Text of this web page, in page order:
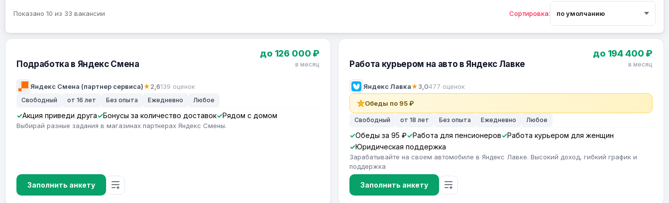
Показано 10 из 33 вакансии Сортировка:
Подработка в Яндекс Смена
Яндекс Смена (партнер сервиса)★2,6139 оценок
до 126 000 ₽
в месяц
Свободный от 16 лет Без опыта Ежедневно Любое
Акция приведи друга Бонусы за количество доставок Рядом с домом
Выбирай разные задания в магазинах партнерах Яндекс Смены.
Заполнить анкету
Работа курьером на авто в Яндекс Лавке
Яндекс Лавка★3,0477 оценок
до 194 400 ₽
в месяц
Обеды по 95 ₽
Свободный от 18 лет Без опыта Ежедневно Любое
Обеды за 95 ₽ Работа для пенсионеров
Работа курьером для женщин
Юридическая поддержка
Зарабатывайте на своем автомобиле в Яндекс Лавке. Высокий доход, гибкий график и
поддержка
Заполнить анкету